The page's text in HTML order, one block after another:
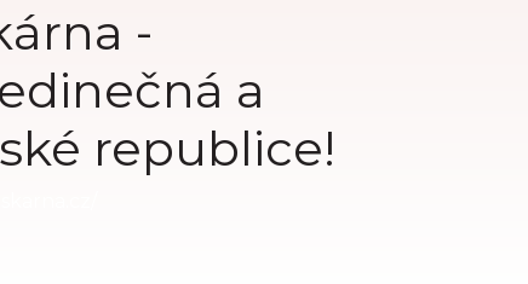
-
a
republice!